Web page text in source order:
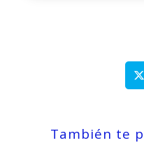
También te